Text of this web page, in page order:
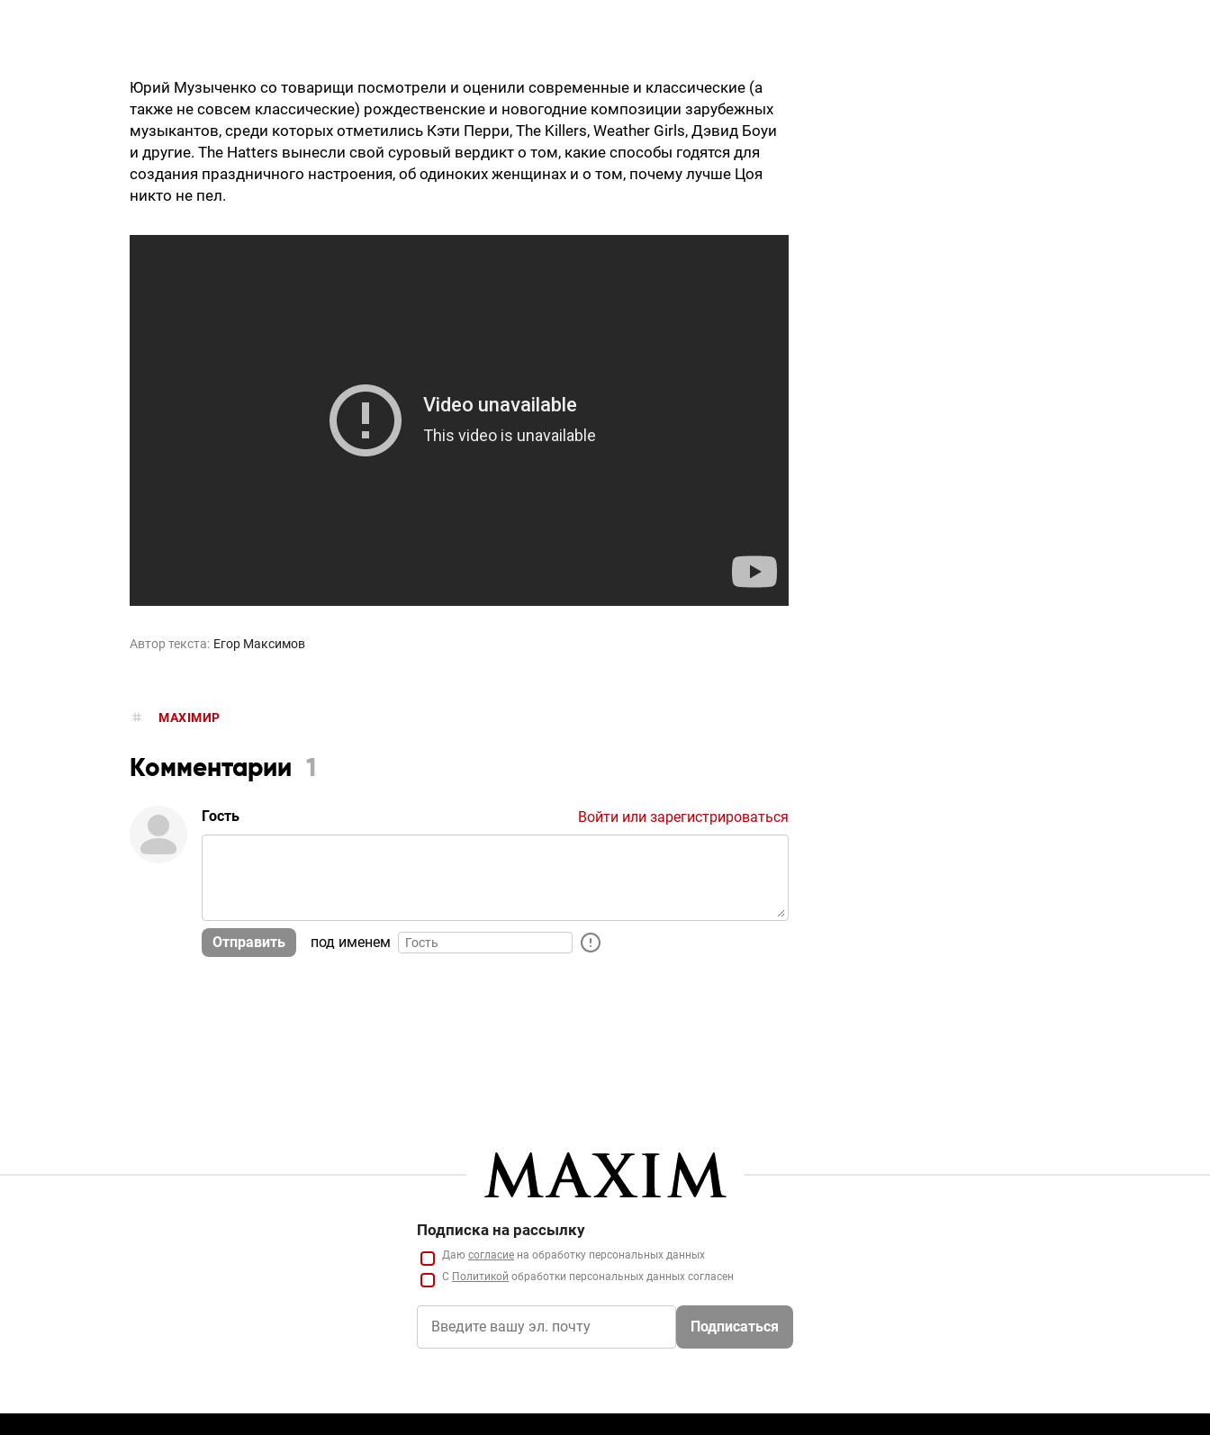
Юрий Музыченко со товарищи посмотрели и оценили современные и классические (а
также не совсем классические) рождественские и новогодние композиции зарубежных
музыкантов, среди которых отметились Кэти Перри, The Killers, Weather Girls, Дэвид Боуи
и другие. The Hatters вынесли свой суровый вердикт о том, какие способы годятся для
создания праздничного настроения, об одиноких женщинах и о том, почему лучше Цоя
никто не пел.
Автор текста: Егор Максимов
MAXIMИР
Комментарии 1
Гость Войти или зарегистрироваться
Отправить под именем
Подписка на рассылку
Даю согласие на обработку персональных данных
С Политикой обработки персональных данных согласен
Подписаться